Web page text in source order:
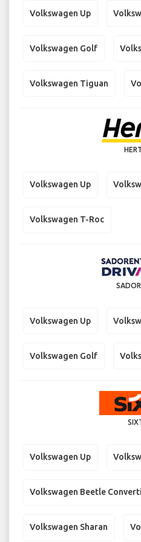
Volkswagen Up
Volkswagen Golf
Volkswagen Tiguan
Volkswagen Up
Volkswagen T-Roc
Volkswagen Up
Volkswagen Golf
Volkswagen Up
Volkswagen Beetle
Volkswagen Sharan